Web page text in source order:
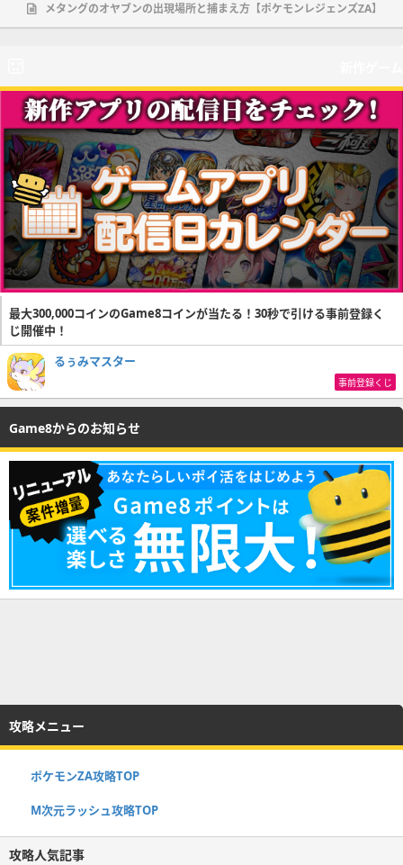
メタングのオヤブンの出現場所と捕まえ方【ポケモンレジェンズZA】
最大300,000コインのGame8コインが当たる！30秒で引ける事前登録く
じ開催中！
るぅみマスター
事前登録くじ
Game8からのお知らせ
攻略メニュー
ポケモンZA攻略TOP
M次元ラッシュ攻略TOP
攻略人気記事